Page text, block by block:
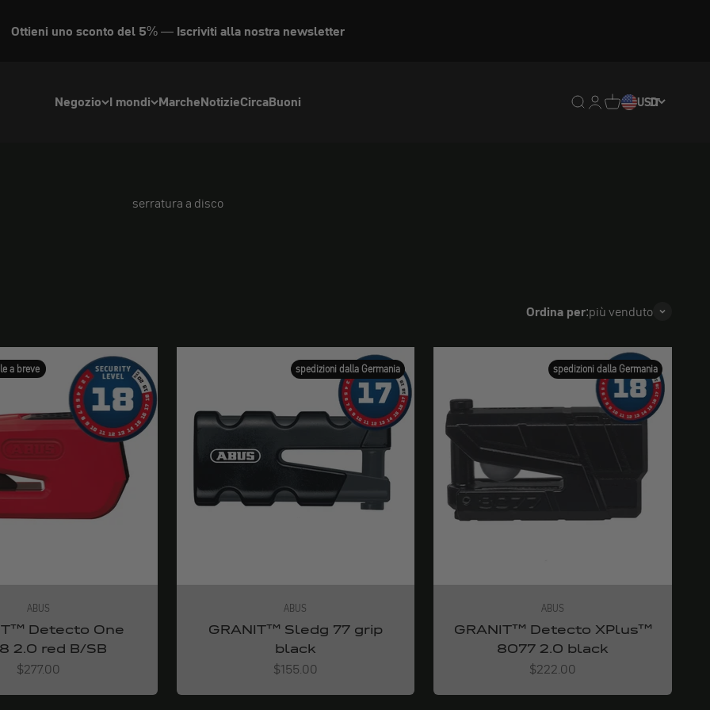
Ottieni uno sconto del 5% — Iscriviti alla nostra newsletter
Negozio I mondi MarcheNotizieCircaBuoni Traduzione mancante:
Traduzione
Traduzione
USD
IT
serratura a disco
Ordina per:più venduto
a breve
ABUS
Detecto One
2.0 red B/SB
Angebot
$277.00
spedizioni dalla Germania
ABUS
GRANIT™ Sledg 77 grip
black
Angebot
$155.00
spedizioni dalla Germania
ABUS
GRANIT™ Detecto XPlus™
8077 2.0 black
Angebot
$222.00